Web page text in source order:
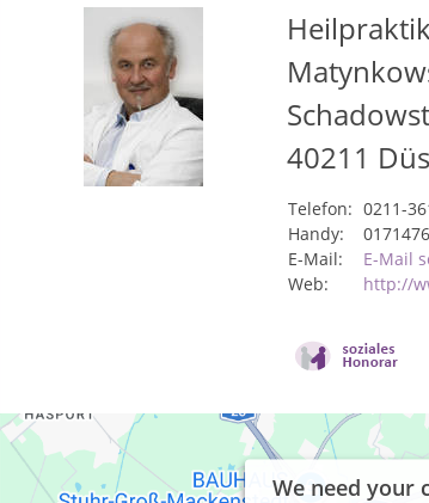
40211
Telefon: 0211-
Handy:
E-Mail:
E-Mail
Web:
http://
We need your